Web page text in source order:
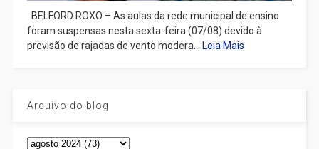
BELFORD ROXO – As aulas da rede municipal de ensino
foram suspensas nesta sexta-feira (07/08) devido à
previsão de rajadas de vento modera... Leia Mais
Arquivo do blog